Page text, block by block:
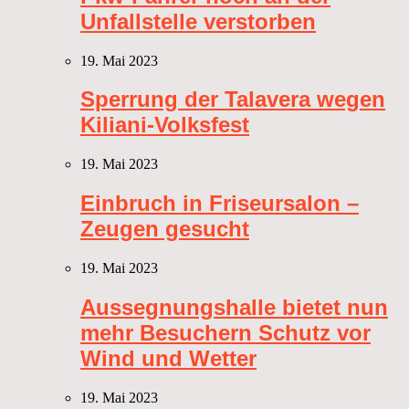
Unfallstelle verstorben
19. Mai 2023
Sperrung der Talavera wegen
Kiliani-Volksfest
19. Mai 2023
Einbruch in Friseursalon –
Zeugen gesucht
19. Mai 2023
Aussegnungshalle bietet nun
mehr Besuchern Schutz vor
Wind und Wetter
19. Mai 2023